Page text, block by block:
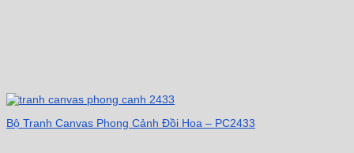
Bộ Tranh Canvas Phong Cảnh Đồi Hoa – PC2433